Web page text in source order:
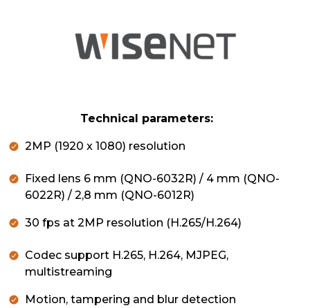
Technical parameters:
2MP (1920 x 1080) resolution
Fixed lens 6 mm (QNO-6032R) / 4 mm (QNO-
6022R) / 2,8 mm (QNO-6012R)
30 fps at 2MP resolution (H.265/H.264)
Codec support H.265, H.264, MJPEG,
multistreaming
Motion, tampering and blur detection